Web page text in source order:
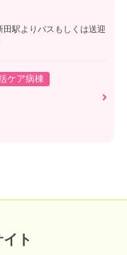
駅よりバスもしくは送迎
ケア病棟
ト